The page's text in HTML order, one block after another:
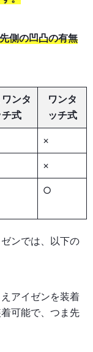
側の凹凸の有無
ンタ
チ式
ワンタ
ッチ式
×
×
○
ンでは、以下の
アイゼンを装着
可能で、つま先